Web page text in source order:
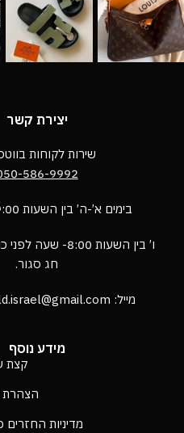
יצירת קשר
שירות לקוחות
586-9992
בימים א’-ה’ בין השעות 9:00 – 18:00 ,
ו’ בין השעות 8:00-
חג סגור.
מייל: Luxury.world.israel@gmail.com
מידע נוסף
קצת
הצהרת
מדיניות החזרים